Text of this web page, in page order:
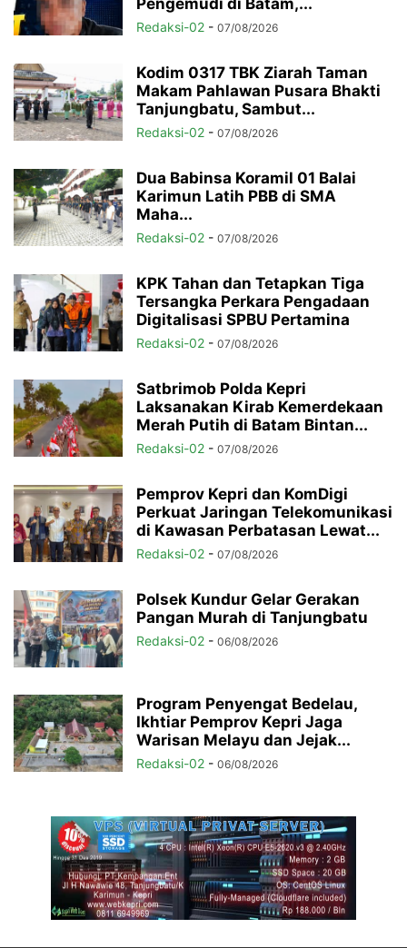
Redaksi-02 - 07/08/2026
Kodim 0317 TBK Ziarah Taman
Makam Pahlawan Pusara Bhakti
Tanjungbatu, Sambut...
Redaksi-02 - 07/08/2026
Dua Babinsa Koramil 01 Balai
Karimun Latih PBB di SMA
Maha...
Redaksi-02 - 07/08/2026
KPK Tahan dan Tetapkan Tiga
Tersangka Perkara Pengadaan
Digitalisasi SPBU Pertamina
Redaksi-02 - 07/08/2026
Satbrimob Polda Kepri
Laksanakan Kirab Kemerdekaan
Merah Putih di Batam Bintan...
Redaksi-02 - 07/08/2026
Pemprov Kepri dan KomDigi
Perkuat Jaringan Telekomunikasi
di Kawasan Perbatasan Lewat...
Redaksi-02 - 07/08/2026
Polsek Kundur Gelar Gerakan
Pangan Murah di Tanjungbatu
Redaksi-02 - 06/08/2026
Program Penyengat Bedelau,
Ikhtiar Pemprov Kepri Jaga
Warisan Melayu dan Jejak...
Redaksi-02 - 06/08/2026